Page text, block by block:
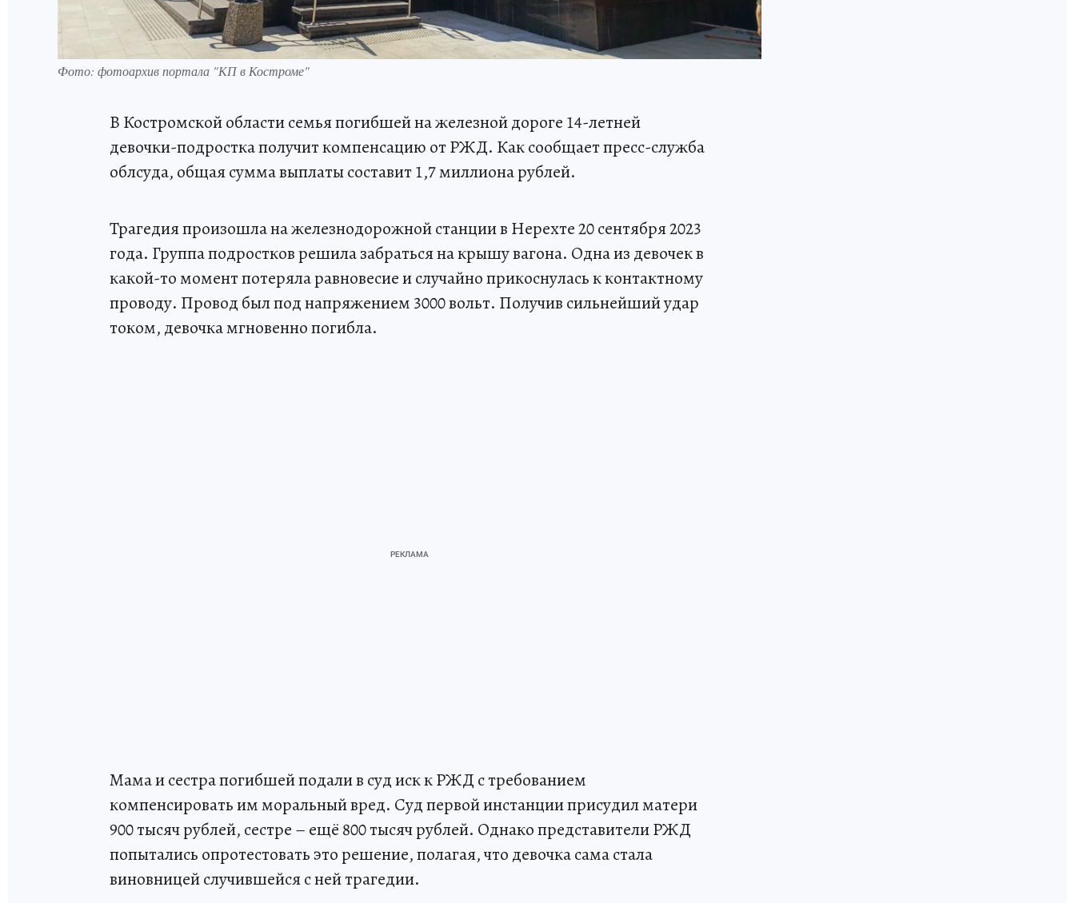
Фото: фотоархив портала "КП в Костроме"
В Костромской области семья погибшей на железной дороге 14-летней
девочки-подростка получит компенсацию от РЖД. Как сообщает пресс-служба
облсуда, общая сумма выплаты составит 1,7 миллиона рублей.
Трагедия произошла на железнодорожной станции в Нерехте 20 сентября 2023
года. Группа подростков решила забраться на крышу вагона. Одна из девочек в
какой-то момент потеряла равновесие и случайно прикоснулась к контактному
проводу. Провод был под напряжением 3000 вольт. Получив сильнейший удар
током, девочка мгновенно погибла.
Мама и сестра погибшей подали в суд иск к РЖД с требованием
компенсировать им моральный вред. Суд первой инстанции присудил матери
900 тысяч рублей, сестре – ещё 800 тысяч рублей. Однако представители РЖД
попытались опротестовать это решение, полагая, что девочка сама стала
виновницей случившейся с ней трагедии.